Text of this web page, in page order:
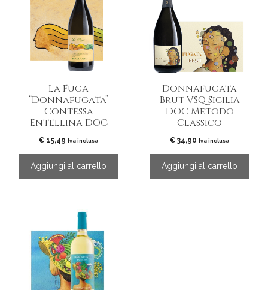
La Fuga
“Donnafugata”
Contessa
Entellina DOC
€ 15,49 Iva inclusa
Aggiungi al carrello
Donnafugata
Brut VSQ Sicilia
DOC Metodo
Classico
€ 34,90 Iva inclusa
Aggiungi al carrello